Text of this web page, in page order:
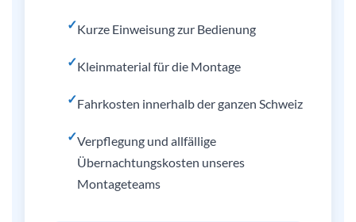
✓Kurze Einweisung zur Bedienung
✓Kleinmaterial für die Montage
✓Fahrkosten innerhalb der ganzen Schweiz
✓Verpflegung und allfällige
Übernachtungskosten unseres
Montageteams